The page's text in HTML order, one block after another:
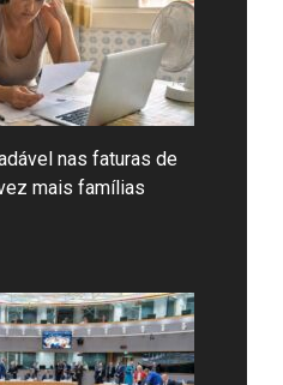
nas faturas de
mais famílias